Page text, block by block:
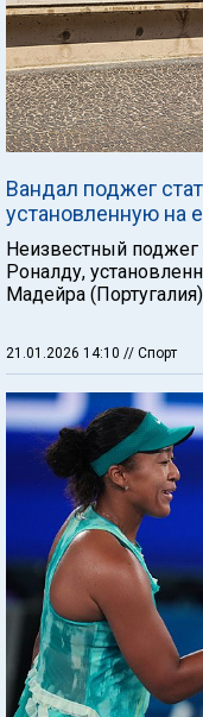
Вандал поджег
установленную на
Неизвестный поджег
Роналду,
Мадейра
21.01.2026 14:10 // Спорт